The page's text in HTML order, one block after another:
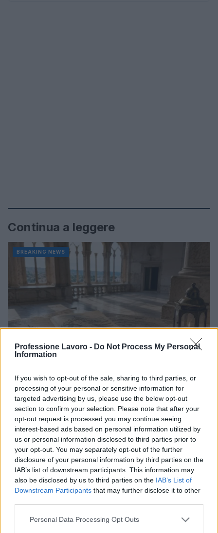
Professione Lavoro - Do Not Process My Personal
Information
If you wish to opt-out of the sale, sharing to third parties, or
processing of your personal or sensitive information for
targeted advertising by us, please use the below opt-out
section to confirm your selection. Please note that after your
opt-out request is processed you may continue seeing
interest-based ads based on personal information utilized by
us or personal information disclosed to third parties prior to
your opt-out. You may separately opt-out of the further
disclosure of your personal information by third parties on the
IAB’s list of downstream participants. This information may
also be disclosed by us to third parties on the IAB’s List of
Downstream Participants that may further disclose it to other
Please note that this website/app uses one or more Google
Personal Data Processing Opt Outs
Continua a leggere
BREAKING NEWS
La candidatura di Irsina per Capitale Italiana della
Cultura 2029
Susanna Riva · 5 Ago 2026
BREAKING NEWS